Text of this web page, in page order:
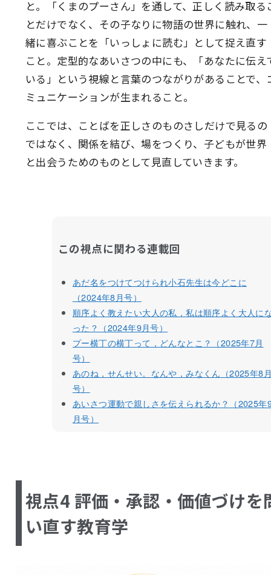
と。「くまのプーさん」を通して、正しく読み取る
とだけでなく、その子なりに物語の世界に触れ、一
緒に喜ぶことを「いっしょに読む」として捉え直す
こと。定型的なあいさつの中にも、「あなたに伝え
いる」という視線と言葉のつながりがあることで、
ミュニケーションが生まれること。
ここでは、ことばを正しさのものさしだけで見るの
ではなく、関係を結び、場をつくり、子どもが世界
と出会うためのものとして見直していきます。
この視点に関わる連載回
あだ名をつけてつけられ小石先生は今どこに
（2024年8月号）
順序よく教えたい大人の私，私は順序よく大人に
った？（2024年9月号）
プー横丁の横丁って，どんなとこ？（2025年7月
号）
あのね，せんせい。なんや，みなくん（2025年8
号）
あいさつ運動で親しさを伝えられるか？（2025年
月号）
視点4 評価・承認・価値づけを
い直す教育学